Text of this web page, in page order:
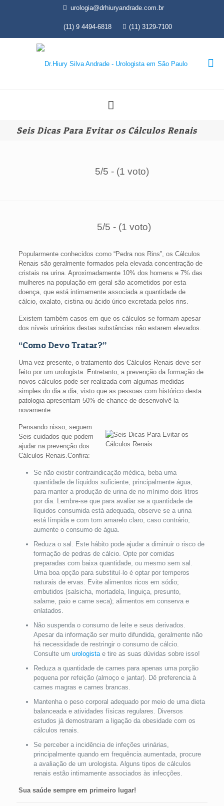
urologia@drhiuryandrade.com.br
(11) 9 4494-6818 (11) 3129-7100
Seis Dicas Para Evitar os Cálculos Renais
5/5 - (1 voto)
5/5 - (1 voto)
Popularmente conhecidos como “Pedra nos Rins”, os Cálculos
Renais são geralmente formados pela elevada concentração de
cristais na urina. Aproximadamente 10% dos homens e 7% das
mulheres na população em geral são acometidos por esta
doença, que está intimamente associada a quantidade de
cálcio, oxalato, cistina ou ácido úrico excretada pelos rins.
Existem também casos em que os cálculos se formam apesar
dos níveis urinários destas substâncias não estarem elevados.
“Como Devo Tratar?”
Uma vez presente, o tratamento dos Cálculos Renais deve ser
feito por um urologista. Entretanto, a prevenção da formação de
novos cálculos pode ser realizada com algumas medidas
simples do dia a dia, visto que as pessoas com histórico desta
patologia apresentam 50% de chance de desenvolvê-la
novamente.
Pensando nisso, seguem
Seis cuidados que podem
ajudar na prevenção dos
Cálculos Renais.Confira:
Se não existir contraindicação médica, beba uma
quantidade de líquidos suficiente, principalmente água,
para manter a produção de urina de no mínimo dois litros
por dia. Lembre-se que para avaliar se a quantidade de
líquidos consumida está adequada, observe se a urina
está límpida e com tom amarelo claro, caso contrário,
aumente o consumo de água.
Reduza o sal. Este hábito pode ajudar a diminuir o risco de
formação de pedras de cálcio. Opte por comidas
preparadas com baixa quantidade, ou mesmo sem sal.
Uma boa opção para substituí-lo é optar por temperos
naturais de ervas. Evite alimentos ricos em sódio;
embutidos (salsicha, mortadela, linguiça, presunto,
salame, paio e carne seca); alimentos em conserva e
enlatados.
Não suspenda o consumo de leite e seus derivados.
Apesar da informação ser muito difundida, geralmente não
há necessidade de restringir o consumo de cálcio.
Consulte um urologistae tire as suas dúvidas sobre isso!
Reduza a quantidade de carnes para apenas uma porção
pequena por refeição (almoço e jantar). Dê preferencia à
carnes magras e carnes brancas.
Mantenha o peso corporal adequado por meio de uma dieta
balanceada e atividades físicas regulares. Diversos
estudos já demostraram a ligação da obesidade com os
cálculos renais.
Se perceber a incidência de infeções urinárias,
principalmente quando em frequência aumentada, procure
a avaliação de um urologista. Alguns tipos de cálculos
renais estão intimamente associados às infecções.
Sua saúde sempre em primeiro lugar!